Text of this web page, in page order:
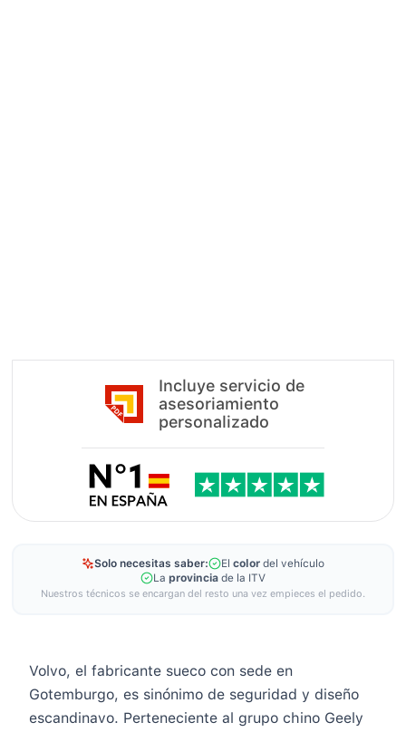
Incluye servicio de
asesoriamiento
personalizado
Solo necesitas saber: El color del vehículo
La provincia de la ITV
Nuestros técnicos se encargan del resto una vez empieces el pedido.
Volvo, el fabricante sueco con sede en
Gotemburgo, es sinónimo de seguridad y diseño
escandinavo. Perteneciente al grupo chino Geely